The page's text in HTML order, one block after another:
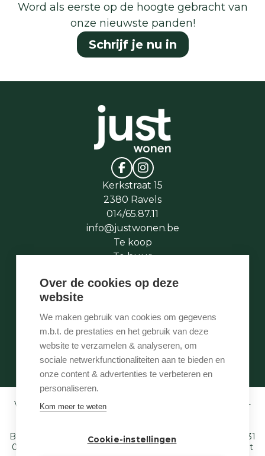
Word als eerste op de hoogte gebracht van
onze nieuwste panden!
Schrijf je nu in
Kerkstraat 15
2380 Ravels
014/65.87.11
info@justwonen.be
Te koop
Te huur
Stukje geschiedenis
Onze services
Contact
Te vroeg
Eigenaarslogin
Vastgoedmakelaar-bemiddelaar BIV België BIV 507.005 -
Belgium (polisnr. 730.390.160) - Derdenrekening: BE97 1431
0000 1849. Toezichthoudende autoriteit: Beroepsinstituut
Over de cookies op deze
website
We maken gebruik van cookies om gegevens
m.b.t. de prestaties en het gebruik van deze
website te verzamelen & analyseren, om
sociale netwerkfunctionaliteiten aan te bieden en
onze content & advertenties te verbeteren en
personaliseren.
Kom meer te weten
Cookie-instellingen